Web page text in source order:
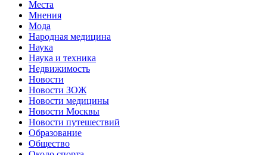
Места
Мнения
Мода
Народная медицина
Наука
Наука и техника
Недвижимость
Новости
Новости ЗОЖ
Новости медицины
Новости Москвы
Новости путешествий
Образование
Общество